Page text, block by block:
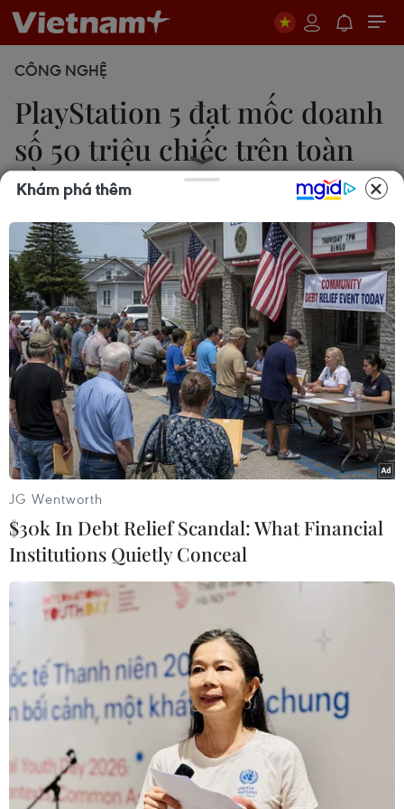
CÔNG NGHỆ
PlayStation 5 đạt mốc doanh
số 50 triệu chiếc trên toàn
cầu
Mai Nguyễn
21/12/2023 12:25
PlayStation 5 ra mắt vào tháng 11/2020 trong bối
cảnh thế giới đang chống chọi với đại dịch COVID-
19. Ban đầu, doanh số bị ảnh hưởng do gián đoạn
chuỗi cung ứng và tình trạng thiếu hụt chip toàn
cầu.
Mẫu PS5 sắp được tung ra thị trường. (Nguồn: The Sun)
Ngày 20/12, “gã khổng lồ” điện tử Nhật Bản
Sony tuyên bố doanh số máy chơi game
PlayStation 5 đã chạm mốc 50 triệu chiếc trên
Khám phá thêm
JG Wentworth
$30k In Debt Relief Scandal: What Financial
Institutions Quietly Conceal